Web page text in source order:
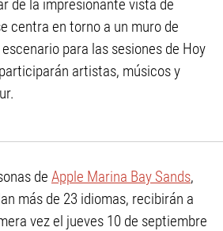
de la impresionante vista de
centra en torno a un muro de
para las sesiones de Hoy
artistas, músicos y
de Apple Marina Bay Sands,
más de 23 idiomas, recibirán a
vez el jueves 10 de septiembre